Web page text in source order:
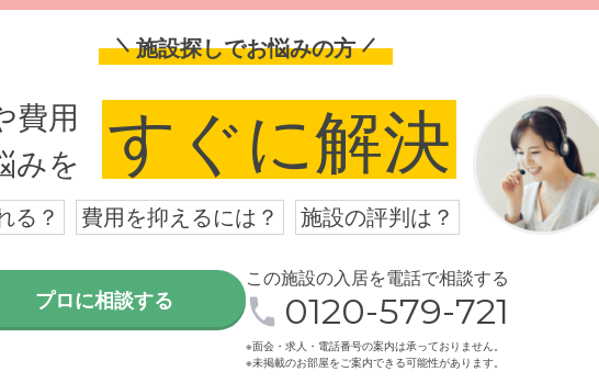
施設探しでお悩みの方
費用
みを
すぐに解決
る？ 費用を抑えるには？ 施設の評判は？
プロに相談する
この施設の入居を電話で相談する
0120-579-721
※面会・求人・電話番号の案内は承っておりません。
※未掲載のお部屋をご案内できる可能性があります。